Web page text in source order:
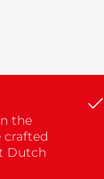
the
crafted
Dutch